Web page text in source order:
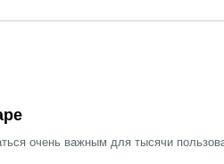
очень важным для тысячи